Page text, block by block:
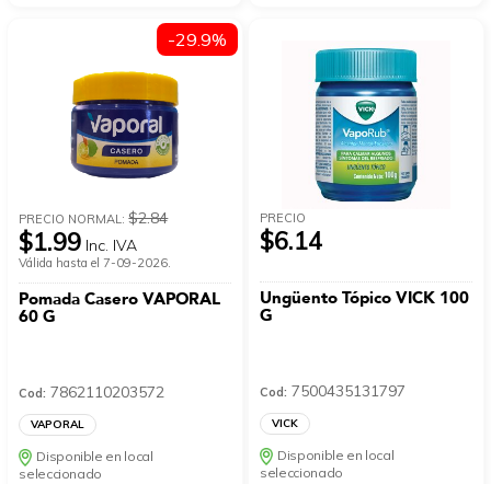
PRECIO NORMAL:$2.84
$1.99 Inc. IVA
Válida hasta el 7-09-2026.
Pomada Casero VAPORAL
60 G
Cod: 7862110203572
VAPORAL
Disponible en local
seleccionado
-29.9%
PRECIO
$6.14
Ungüento Tópico VICK 100
G
Cod: 7500435131797
VICK
Disponible en local
seleccionado